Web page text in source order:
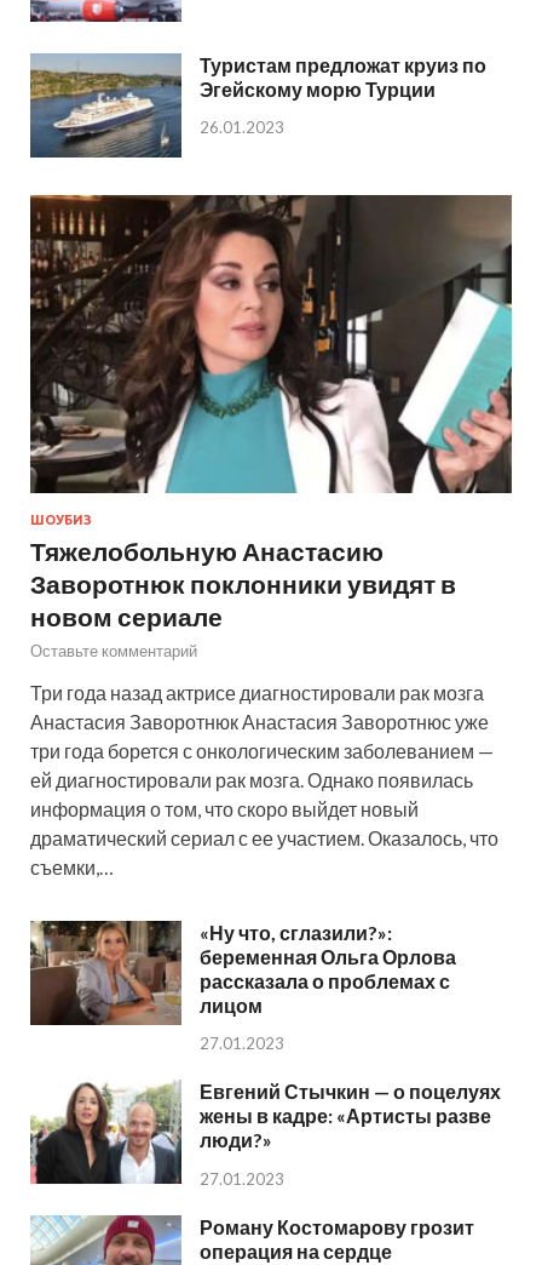
Туристам предложат круиз по
Эгейскому морю Турции
26.01.2023
ШОУБИЗ
Тяжелобольную Анастасию
Заворотнюк поклонники увидят в
новом сериале
Оставьте комментарий
Три года назад актрисе диагностировали рак мозга
Анастасия Заворотнюк Анастасия Заворотнюс уже
три года борется с онкологическим заболеванием —
ей диагностировали рак мозга. Однако появилась
информация о том, что скоро выйдет новый
драматический сериал с ее участием. Оказалось, что
съемки,…
«Ну что, сглазили?»:
беременная Ольга Орлова
рассказала о проблемах с
лицом
27.01.2023
Евгений Стычкин — о поцелуях
жены в кадре: «Артисты разве
люди?»
27.01.2023
Роману Костомарову грозит
операция на сердце